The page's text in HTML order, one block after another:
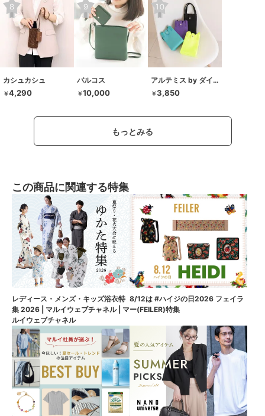
カシュカシュ
￥4,290
バルコス
￥10,000
アルテミス by ダイアナ
￥3,850
もっとみる
この商品に関連する特集
レディース・メンズ・キッズ浴衣特
集 2026 | マルイウェブチャネル | マ
ルイウェブチャネル
8/12は #ハイジの日2026 フェイラ
ー(FEILER)特集